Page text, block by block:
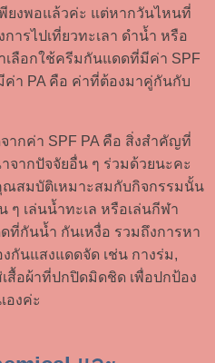
ยงพอแล้วค่ะ แต่หากวันไหนที่
ารไปเที่ยวทะเลา ดำน้ำ หรือ
เลือกใช้ครีมกันแดดที่มีค่า SPF
ค่า PA คือ ค่าที่ต้องมาคู่กันกับ
ากค่า SPF PA คือ สิ่งสำคัญที่
จากปัจจัยอื่น ๆ ร่วมด้วยนะคะ
สมบัติเหมาะสมกับกิจกรรมนั้น
ๆ เล่นน้ำทะเล หรือเล่นกีฬา
ที่กันน้ำ กันเหงื่อ รวมถึงการหา
กันแสงแดดจัด เช่น กางร่ม,
สื้อผ้าที่ปกปิดมิดชิด เพื่อปกป้อง
องค่ะ